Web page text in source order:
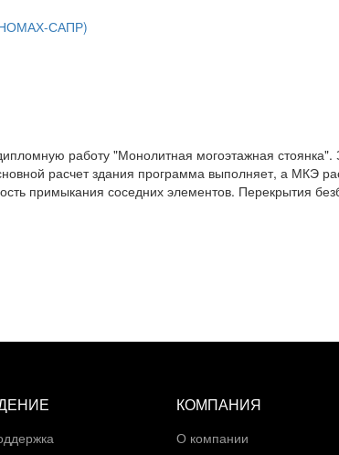
САПР)
работу "Монолитная могоэтажная
расчет здания программа выполняет, а МКЭ
примыкания соседних элементов. Перекрытия
КОМПАНИЯ
О компании